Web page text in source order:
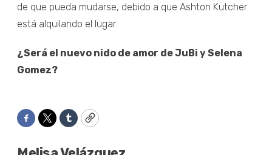
de que pueda mudarse, debido a que Ashton Kutcher
está alquilando el lugar.
¿Será el nuevo nido de amor de JuBi y Selena
Gomez?
Facebook
TwitterTumblrCopy